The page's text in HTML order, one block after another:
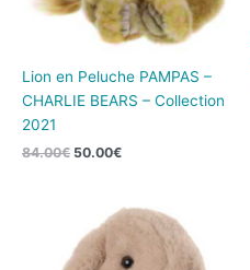
Lion en Peluche PAMPAS –
CHARLIE BEARS – Collection
2021
84.00€ 50.00€